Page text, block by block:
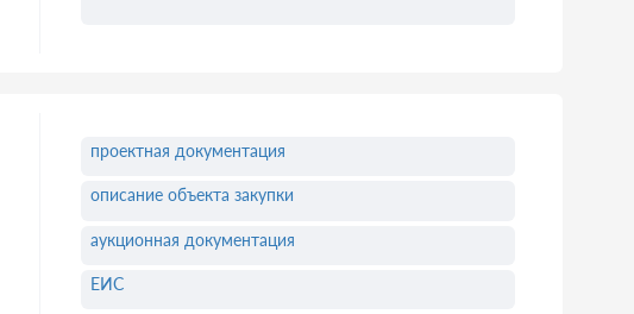
проектная документация
описание объекта закупки
аукционная документация
ЕИС